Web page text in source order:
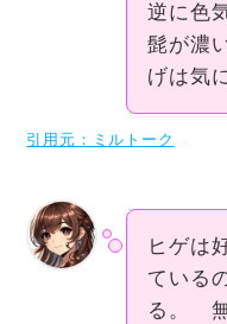
逆に色
髭が濃
げは気
引用元：ミルトーク
ヒゲは
ている
る。 無